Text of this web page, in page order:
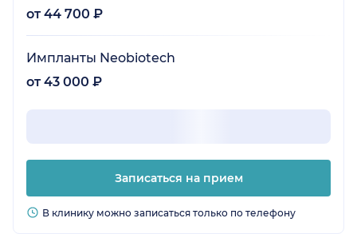
от 44 700 ₽
Импланты Neobiotech
от 43 000 ₽
Записаться на прием
В клинику можно записаться только по телефону